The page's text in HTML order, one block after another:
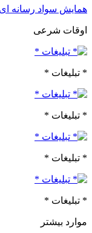
همایش سواد رسانه
اوقات شرعی
* تبلیغات *
* تبلیغات *
* تبلیغات *
* تبلیغات *
موارد بیشتر